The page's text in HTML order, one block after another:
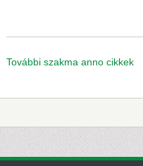
További szakma anno cikkek